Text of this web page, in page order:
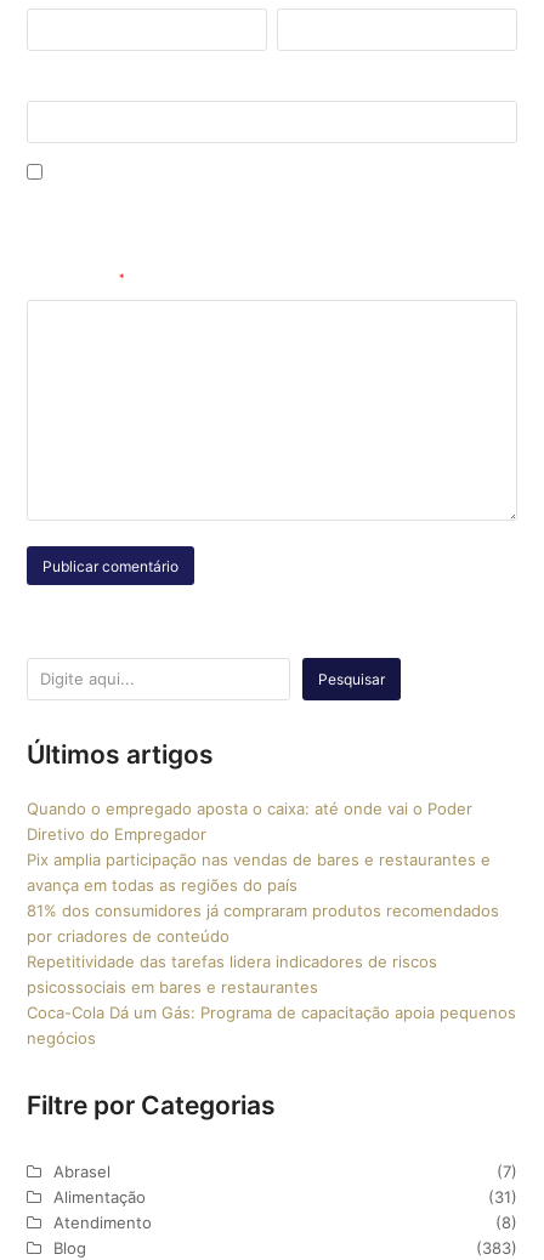
Comentário*
Pesquisar
Últimos artigos
Quando o empregado aposta o caixa: até onde vai o Poder
Diretivo do Empregador
Pix amplia participação nas vendas de bares e restaurantes e
avança em todas as regiões do país
81% dos consumidores já compraram produtos recomendados
por criadores de conteúdo
Repetitividade das tarefas lidera indicadores de riscos
psicossociais em bares e restaurantes
Coca-Cola Dá um Gás: Programa de capacitação apoia pequenos
negócios
Filtre por Categorias
Abrasel
(7)
Alimentação
(31)
Atendimento
(8)
Blog
(383)